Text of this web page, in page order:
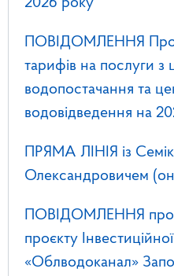
2026 року
ПОВІДОМЛЕННЯ Про
тарифів на послуги з
водопостачання та
водовідведення на
ПРЯМА ЛІНІЯ із
Олександровичем
ПОВІДОМЛЕННЯ про
проєкту
«Облводоканал»